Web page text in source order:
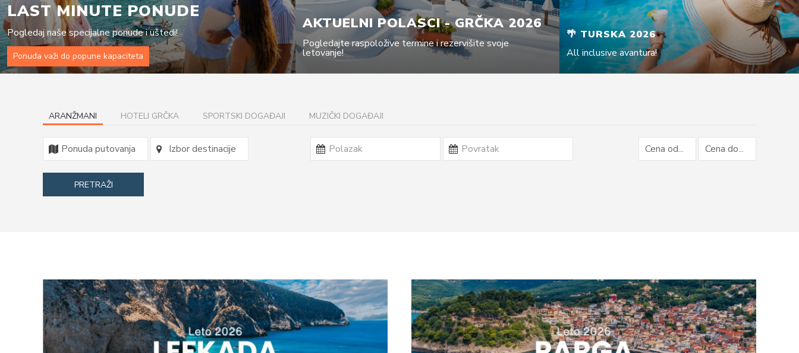
LAST MINUTE PONUDE
Pogledaj naše specijalne ponude i uštedi!
Ponuda važi do popune kapaciteta
AKTUELNI POLASCI - GRČKA 2026
Pogledajte raspoložive termine i rezervišite svoje
letovanje!
🌴 TURSKA 2026
All inclusive avantura!
ARANŽMANI HOTELI GRČKA SPORTSKI DOGAĐAJI MUZIČKI DOGAĐAJI
PRETRAŽI